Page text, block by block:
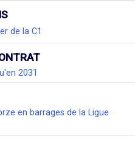
de la C1
2031
en barrages de la Ligue